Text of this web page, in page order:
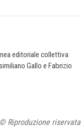
editoriale collettiva
Gallo e Fabrizio
Riproduzione riservata